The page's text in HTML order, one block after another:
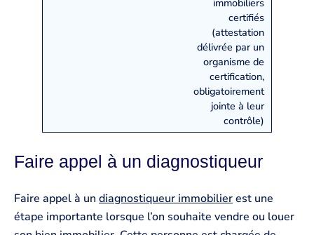
immobiliers
certifiés
(attestation
délivrée par un
organisme de
certification,
obligatoirement
jointe à leur
contrôle)
Faire appel à un diagnostiqueur
Faire appel à un diagnostiqueur immobilierest une
étape importante lorsque l’on souhaite vendre ou louer